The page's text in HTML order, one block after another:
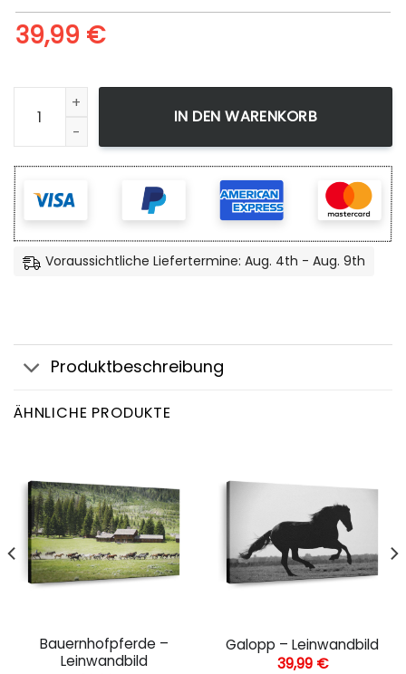
39,99 €
Pferd Im Offenen Feld - Leinwandbild Menge
IN DEN WARENKORB
Voraussichtliche Liefertermine: Aug. 4th - Aug. 9th
Produktbeschreibung
ÄHNLICHE PRODUKTE
Bauernhofpferde –
Leinwandbild
Galopp – Leinwandbild
39,99 €